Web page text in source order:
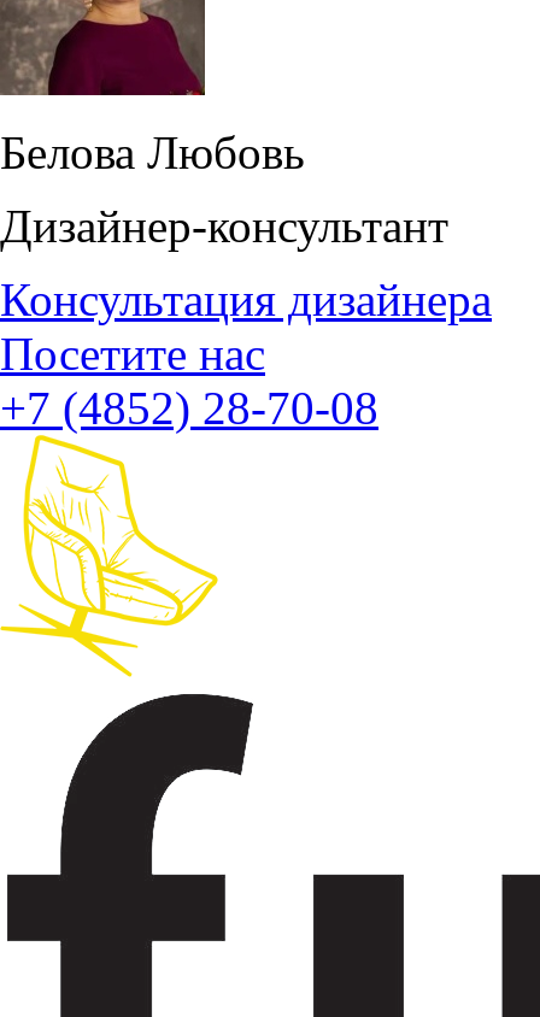
Белова Любовь
Дизайнер-консультант
Консультация дизайнера
Посетите нас
+7 (4852) 28-70-08